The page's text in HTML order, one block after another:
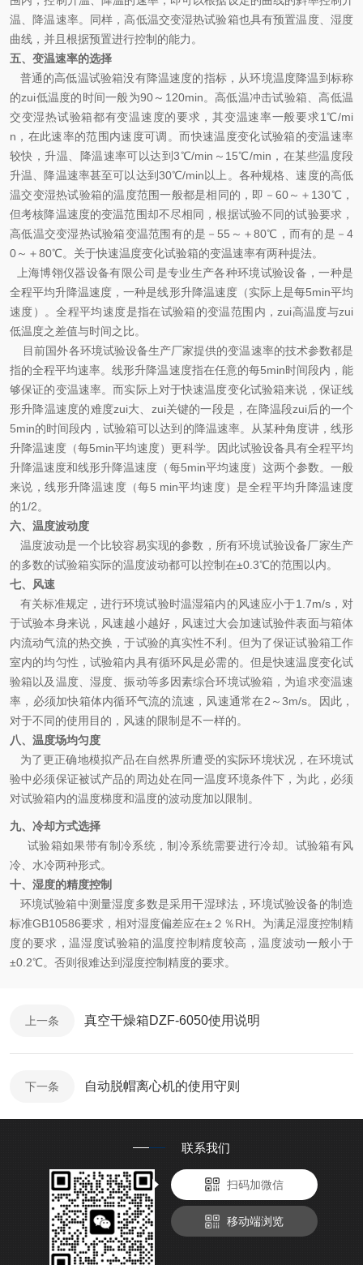
温、降温速率。同样，高低温交变湿热试验箱也具有预置温度、湿度
曲线，并且根据预置进行控制的能力。
五、变温速率的选择
普通的高低温试验箱没有降温速度的指标，从环境温度降温到标称
的zui低温度的时间一般为90～120min。高低温冲击试验箱、高低温
交变湿热试验箱都有变温速度的要求，其变温速率一般要求1℃/mi
n，在此速率的范围内速度可调。而快速温度变化试验箱的变温速率
较快，升温、降温速率可以达到3℃/min～15℃/min，在某些温度段
升温、降温速率甚至可以达到30℃/min以上。各种规格、速度的高低
温交变湿热试验箱的温度范围一般都是相同的，即－60～＋130℃，
但考核降温速度的变温范围却不尽相同，根据试验不同的试验要求，
高低温交变湿热试验箱变温范围有的是－55～＋80℃，而有的是－4
0～＋80℃。关于快速温度变化试验箱的变温速率有两种提法。
上海博翎仪器设备有限公司是专业生产各种环境试验设备，一种是
全程平均升降温速度，一种是线形升降温速度（实际上是每5min平均
速度）。全程平均速度是指在试验箱的变温范围内，zui高温度与zui
低温度之差值与时间之比。
目前国外各环境试验设备生产厂家提供的变温速率的技术参数都是
指的全程平均速率。线形升降温速度指在任意的每5min时间段内，能
够保证的变温速率。而实际上对于快速温度变化试验箱来说，保证线
形升降温速度的难度zui大、zui关键的一段是，在降温段zui后的一个
5min的时间段内，试验箱可以达到的降温速率。从某种角度讲，线形
升降温速度（每5min平均速度）更科学。因此试验设备具有全程平均
升降温速度和线形升降温速度（每5min平均速度）这两个参数。一般
来说，线形升降温速度（每5 min平均速度）是全程平均升降温速度
的1/2。
六、温度波动度
温度波动是一个比较容易实现的参数，所有环境试验设备厂家生产
的多数的试验箱实际的温度波动都可以控制在±0.3℃的范围以内。
七、风速
有关标准规定，进行环境试验时温湿箱内的风速应小于1.7m/s，对
于试验本身来说，风速越小越好，风速过大会加速试验件表面与箱体
内流动气流的热交换，于试验的真实性不利。但为了保证试验箱工作
室内的均匀性，试验箱内具有循环风是必需的。但是快速温度变化试
验箱以及温度、湿度、振动等多因素综合环境试验箱，为追求变温速
率，必须加快箱体内循环气流的流速，风速通常在2～3m/s。因此，
对于不同的使用目的，风速的限制是不一样的。
八、温度场均匀度
为了更正确地模拟产品在自然界所遭受的实际环境状况，在环境试
验中必须保证被试产品的周边处在同一温度环境条件下，为此，必须
对试验箱内的温度梯度和温度的波动度加以限制。
九、冷却方式选择
试验箱如果带有制冷系统，制冷系统需要进行冷却。试验箱有风
冷、水冷两种形式。
十、湿度的精度控制
环境试验箱中测量湿度多数是采用干湿球法，环境试验设备的制造
标准GB10586要求，相对湿度偏差应在±２％RH。为满足湿度控制精
度的要求，温湿度试验箱的温度控制精度较高，温度波动一般小于
±0.2℃。否则很难达到湿度控制精度的要求。
上一条 真空干燥箱DZF-6050使用说明
下一条 自动脱帽离心机的使用守则
联系我们
扫码加微信
移动端浏览